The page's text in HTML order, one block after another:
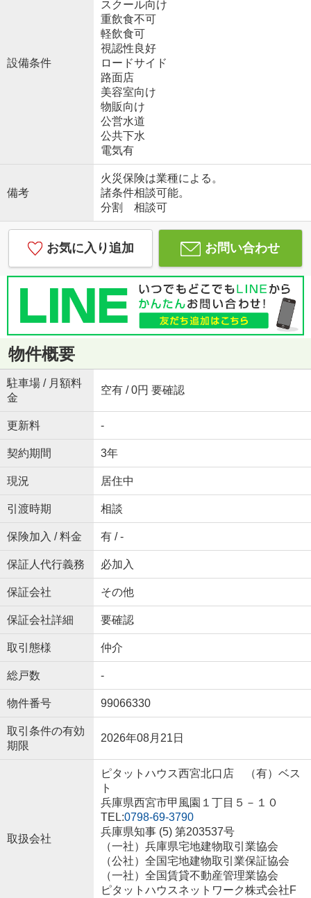
設備条件
スクール向け
重飲食不可
軽飲食可
視認性良好
ロードサイド
路面店
美容室向け
物販向け
公営水道
公共下水
電気有
備考
火災保険は業種による。
諸条件相談可能。
分割 相談可
お気に入り追加 お問い合わせ
物件概要
駐車場 / 月額料
金
空有 / 0円 要確認
更新料 -
契約期間 3年
現況 居住中
引渡時期 相談
保険加入 / 料金 有 / -
保証人代行義務 必加入
保証会社 その他
保証会社詳細 要確認
取引態様 仲介
総戸数 -
物件番号 99066330
取引条件の有効
期限
2026年08月21日
取扱会社
ピタットハウス西宮北口店 （有）ベス
ト
兵庫県西宮市甲風園１丁目５－１０
TEL:0798-69-3790
兵庫県知事 (5) 第203537号
（一社）兵庫県宅地建物取引業協会
（公社）全国宅地建物取引業保証協会
（一社）全国賃貸不動産管理業協会
ピタットハウスネットワーク株式会社F